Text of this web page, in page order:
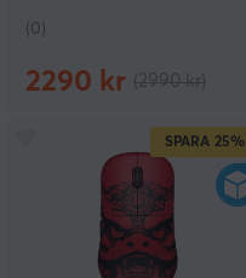
(0)
2290 kr
SPARA 25%